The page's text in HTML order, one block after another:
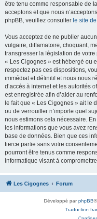
être tenu comme responsable de
acceptons et que nous
phpBB, veuillez consulter le site
Vous acceptez de ne publier
vulgaire, diffamatoire, choquant,
transgresser la législation de
« Les Cigognes » est hébergé ou
respectez pas ces dispositions,
immédiat et définitif et nous nous
d’accès à internet et les autorités
est enregistrée afin d’aider au
le fait que « Les Cigognes » ait le
ou de verrouiller n’importe quel
nous estimons cela nécessaire.
les informations que vous avez
base de données. Bien que ces
tierce partie sans votre
pourront être tenus comme
informatique visant à
Les Cigognes Forum
Développé parphpBB
Traduction